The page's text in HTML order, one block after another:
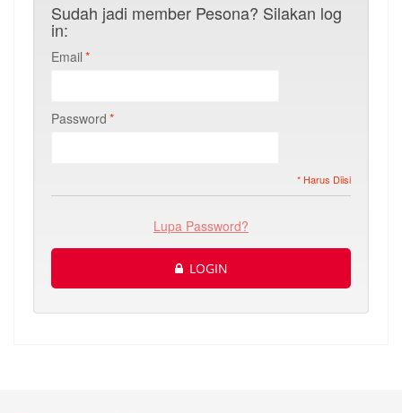
Sudah jadi member Pesona? Silakan log
in:
*
Email
*
Password
* Harus Diisi
Lupa Password?
LOGIN